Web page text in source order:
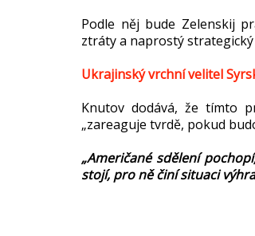
Podle něj bude Zelenskij
ztráty a naprostý strategický
Ukrajinský vrchní velitel
Knutov dodává, že tímto
„zareaguje tvrdě, pokud
„Američané sdělení
stojí, pro ně činí situaci